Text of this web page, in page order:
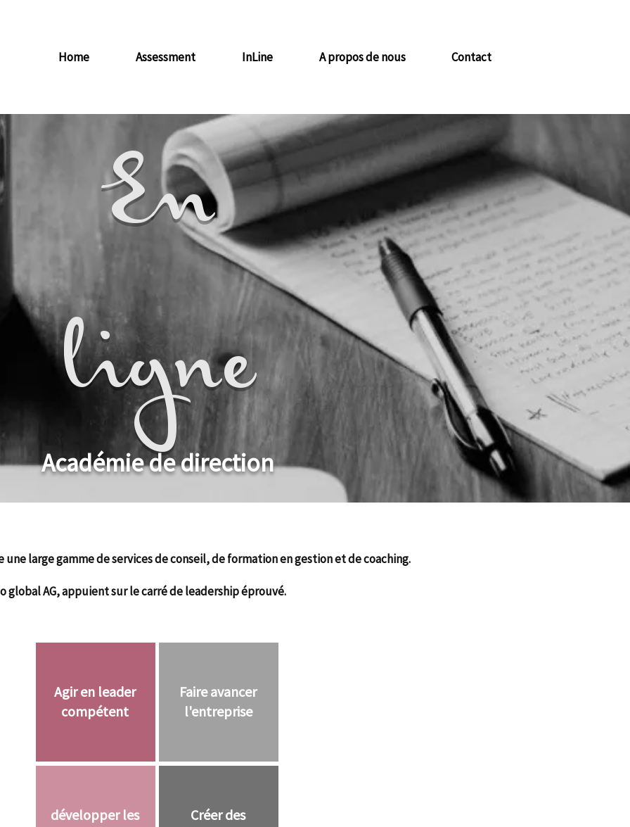
Home Assessment InLine A propos de nous Contact
En
ligne
Académie de direction
une large gamme de services de conseil, de formation en gestion et de coaching.
global AG, appuient sur le carré de leadership éprouvé.
Agir en leader
compétent
développer les
Faire avancer
l'entreprise
Créer des